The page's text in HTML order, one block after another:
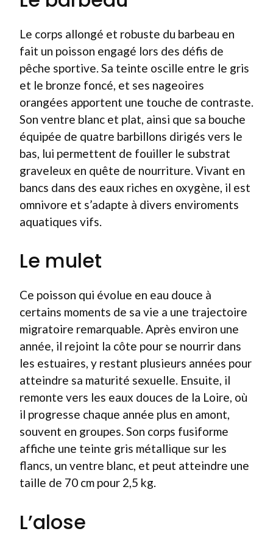
Le corps allongé et robuste du barbeau en
fait un poisson engagé lors des défis de
pêche sportive. Sa teinte oscille entre le gris
et le bronze foncé, et ses nageoires
orangées apportent une touche de contraste.
Son ventre blanc et plat, ainsi que sa bouche
équipée de quatre barbillons dirigés vers le
bas, lui permettent de fouiller le substrat
graveleux en quête de nourriture. Vivant en
bancs dans des eaux riches en oxygène, il est
omnivore et s’adapte à divers enviroments
aquatiques vifs.
Le mulet
Ce poisson qui évolue en eau douce à
certains moments de sa vie a une trajectoire
migratoire remarquable. Après environ une
année, il rejoint la côte pour se nourrir dans
les estuaires, y restant plusieurs années pour
atteindre sa maturité sexuelle. Ensuite, il
remonte vers les eaux douces de la Loire, où
il progresse chaque année plus en amont,
souvent en groupes. Son corps fusiforme
affiche une teinte gris métallique sur les
flancs, un ventre blanc, et peut atteindre une
taille de 70 cm pour 2,5 kg.
L’alose